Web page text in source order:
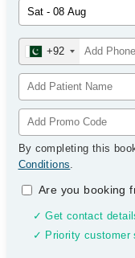
+92
By completing this
Conditions.
Are you booking
✓ Get contact
✓ Priority customer